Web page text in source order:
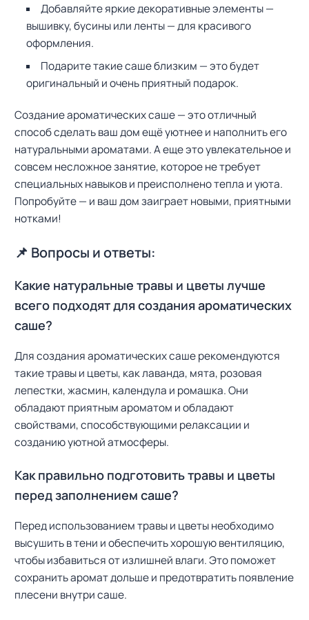
Добавляйте яркие декоративные элементы —
вышивку, бусины или ленты — для красивого
оформления.
Подарите такие саше близким — это будет
оригинальный и очень приятный подарок.
Создание ароматических саше — это отличный
способ сделать ваш дом ещё уютнее и наполнить его
натуральными ароматами. А еще это увлекательное и
совсем несложное занятие, которое не требует
специальных навыков и преисполнено тепла и уюта.
Попробуйте — и ваш дом заиграет новыми, приятными
нотками!
📌 Вопросы и ответы:
Какие натуральные травы и цветы лучше
всего подходят для создания ароматических
саше?
Для создания ароматических саше рекомендуются
такие травы и цветы, как лаванда, мята, розовая
лепестки, жасмин, календула и ромашка. Они
обладают приятным ароматом и обладают
свойствами, способствующими релаксации и
созданию уютной атмосферы.
Как правильно подготовить травы и цветы
перед заполнением саше?
Перед использованием травы и цветы необходимо
высушить в тени и обеспечить хорошую вентиляцию,
чтобы избавиться от излишней влаги. Это поможет
сохранить аромат дольше и предотвратить появление
плесени внутри саше.